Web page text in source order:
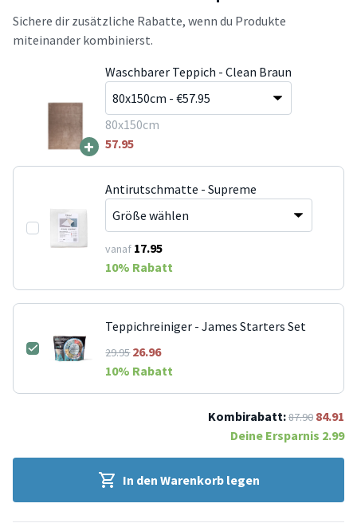
Sichere dir zusätzliche Rabatte, wenn du Produkte
miteinander kombinierst.
+
Waschbarer Teppich - Clean Braun
80x150cm
57.95
Antirutschmatte - Supreme
vanaf 17.95
10% Rabatt
Teppichreiniger - James Starters Set
29.9526.96
10% Rabatt
Kombirabatt:87.90 84.91
Deine Ersparnis 2.99
In den Warenkorb legen